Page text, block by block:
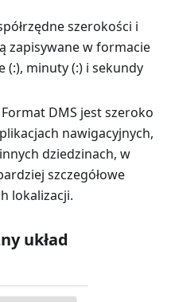
szerokości i
zapisywane w formacie
minuty (:) i sekundy
Format DMS jest szeroko
nawigacyjnych,
dziedzinach, w
szczegółowe
lokalizacji.
układ